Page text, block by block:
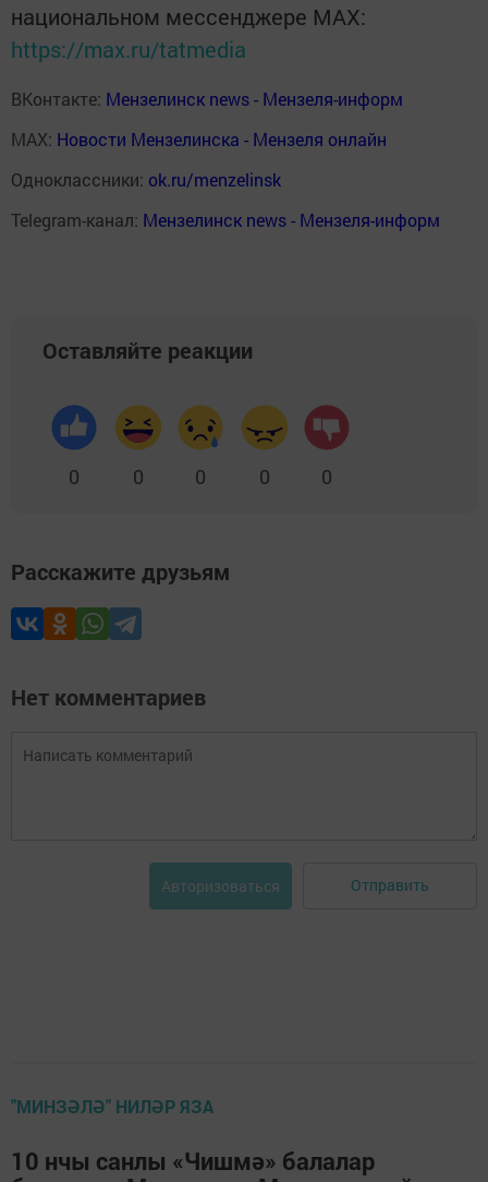
национальном мессенджере MАХ:
https://max.ru/tatmedia
ВКонтакте: Мензелинск news - Мензеля-информ
MAX: Новости Мензелинска - Мензеля онлайн
Одноклассники: ok.ru/menzelinsk
Telegram-канал: Мензелинск news - Мензеля-информ
Оставляйте реакции
0 0 0 0 0
Расскажите друзьям
Нет комментариев
Авторизоваться Отправить
"МИНЗӘЛӘ" НИЛӘР ЯЗА
10 нчы санлы «Чишмә» балалар